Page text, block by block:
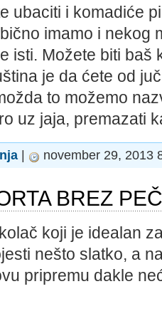
ubaciti i komadiće
imamo i nekog
isti. Možete biti baš
je da ćete od
to možemo
uz jaja, premazati
november 29, 2013
BREZ
koji je idealan
nešto slatko, a
pripremu dakle